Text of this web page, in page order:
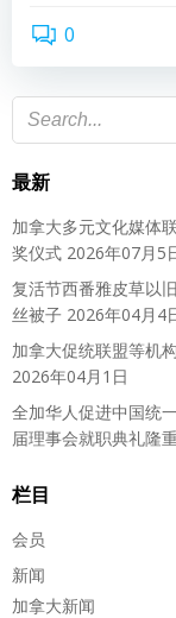
0
最新
加拿大多元文化媒体
奖仪式 2026年07月5
复活节西番雅皮草以
丝被子 2026年04月4
加拿大促统联盟等机
2026年04月1日
全加华人促进中国统
届理事会就职典礼隆
栏目
会员
新闻
加拿大新闻